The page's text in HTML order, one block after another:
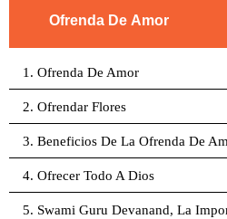
Ofrenda De Amor
1. Ofrenda De Amor
2. Ofrendar Flores
3. Beneficios De La Ofrenda De
4. Ofrecer Todo A Dios
5. Swami Guru Devanand, La